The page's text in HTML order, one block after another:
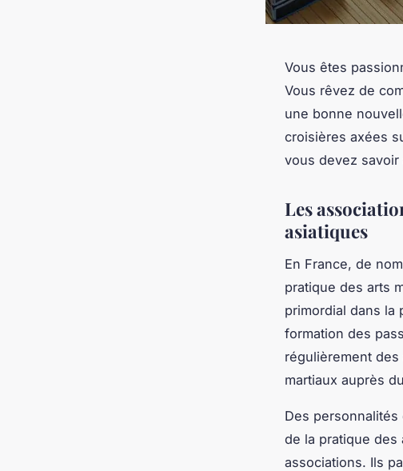
Vous êtes
Vous rêvez de
une bonne
croisières axées
vous devez savoir
Les
asiatiques
En France, de
pratique des arts
primordial dans la
formation des
régulièrement
martiaux auprès
Des personnalités
de la pratique des
associations. Ils